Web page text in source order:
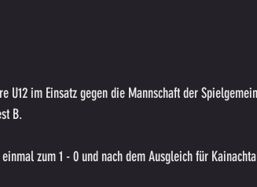
U12 im Einsatz gegen die Mannschaft der
B.
zum 1 - 0 und nach dem Ausgleich für